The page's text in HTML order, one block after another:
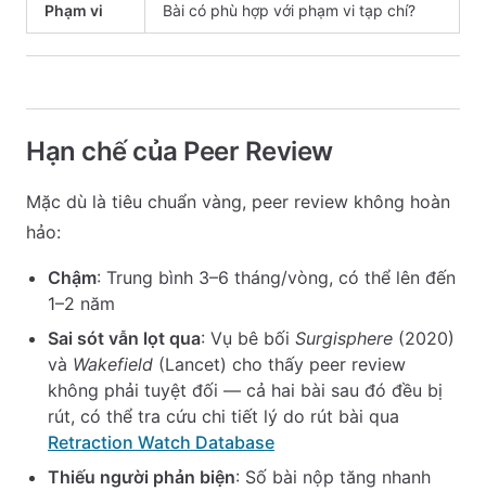
Phạm vi Bài có phù hợp với phạm vi tạp chí?
Hạn chế của Peer Review
Mặc dù là tiêu chuẩn vàng, peer review không hoàn
hảo:
Chậm: Trung bình 3–6 tháng/vòng, có thể lên đến
1–2 năm
Sai sót vẫn lọt qua: Vụ bê bối Surgisphere (2020)
và Wakefield (Lancet) cho thấy peer review
không phải tuyệt đối — cả hai bài sau đó đều bị
rút, có thể tra cứu chi tiết lý do rút bài qua
Retraction Watch Database
Thiếu người phản biện: Số bài nộp tăng nhanh